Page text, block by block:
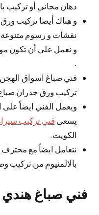
دهان مجاني أو تركيب
و هناك أيضا تركيب
نقشات و رسوم متنوعة
و نعمل على أن تكون
.
فني صباغ اسواق
تركيب ورق جدران
ويعمل الفني ايضاً
يسعى فني تركيب
الكويت.
نتعامل ايضاً مع
بالالمنيوم من تركيب
فني صباغ هندي